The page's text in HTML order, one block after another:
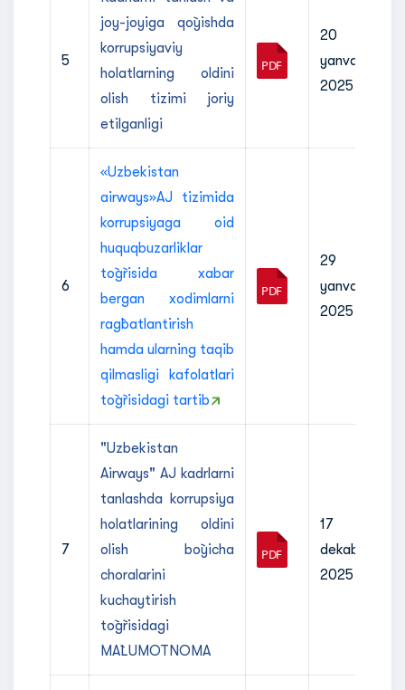
5
joy-joyiga qo`yishda
korrupsiyaviy
holatlarning oldini
olish tizimi joriy
etilganligi
20
yanvar
2025
6
«Uzbekistan
airways»AJ tizimida
korrupsiyaga oid
huquqbuzarliklar
to`g`risida xabar
bergan xodimlarni
rag`batlantirish
hamda ularning taqib
qilmasligi kafolatlari
to`g`risidagi tartib
29
yanvar
2025
7
"Uzbekistan
Airways" AJ kadrlarni
tanlashda korrupsiya
holatlarining oldini
olish bo`yicha
choralarini
kuchaytirish
to`g`risidagi
MA`LUMOTNOMA
17
dekabr
2025